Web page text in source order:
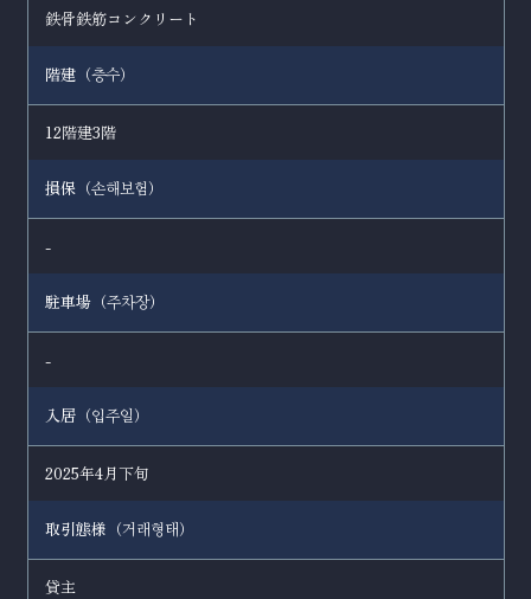
鉄骨鉄筋コンクリート
階建（층수）
12階建3階
損保（손해보험 ）
-
駐車場（주차장）
-
入居（입주일 ）
2025年4月下旬
取引態様（거래형태 ）
貸主